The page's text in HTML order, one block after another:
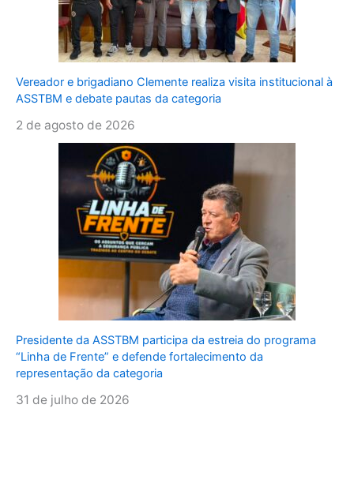
Vereador e brigadiano Clemente realiza visita institucional à
ASSTBM e debate pautas da categoria
2 de agosto de 2026
Presidente da ASSTBM participa da estreia do programa
“Linha de Frente” e defende fortalecimento da
representação da categoria
31 de julho de 2026